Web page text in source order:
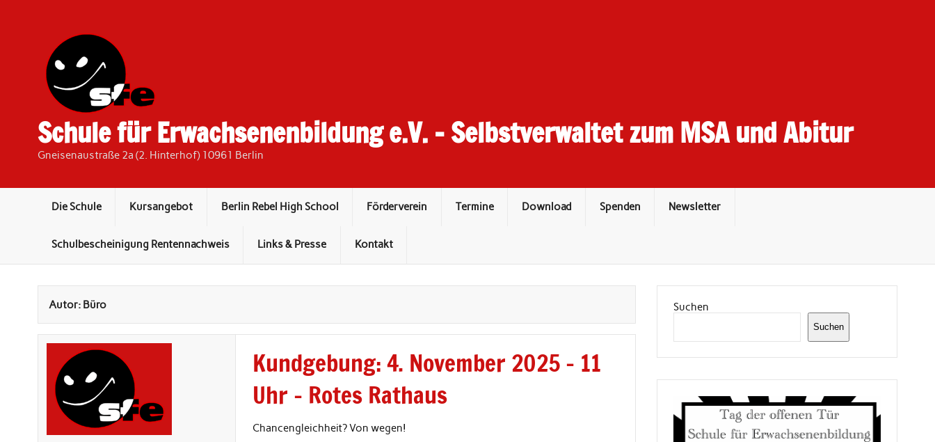
Schule für Erwachsenenbildung e.V. – Selbstverwaltet zum MSA und Abitur
Gneisenaustraße 2a (2. Hinterhof) 10961 Berlin
Die Schule Kursangebot Berlin Rebel High School Förderverein Termine Download Spenden Newsletter
Schulbescheinigung Rentennachweis Links & Presse Kontakt
Autor: Büro
Kundgebung: 4. November 2025 – 11
Uhr – Rotes Rathaus
Chancengleichheit? Von wegen!
Suchen
Suchen